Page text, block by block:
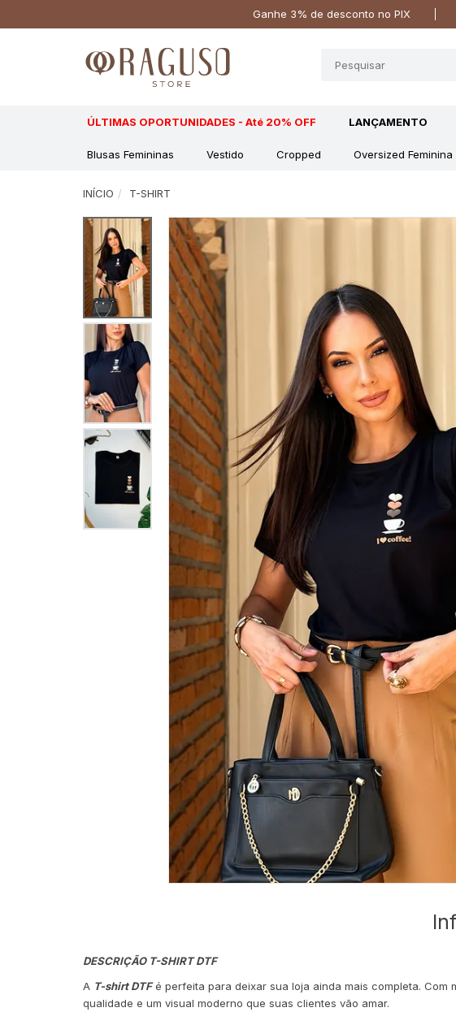
Ganhe 3% de desconto no PIX
ÚLTIMAS OPORTUNIDADES - Até 20% OFF LANÇAMENTO
Blusas Femininas Vestido Cropped Oversized Feminina
INÍCIO T-SHIRT
DESCRIÇÃO T-SHIRT DTF
A T-shirt DTFé perfeita para deixar sua loja ainda mais completa.
qualidade e um visual moderno que suas clientes vão amar.